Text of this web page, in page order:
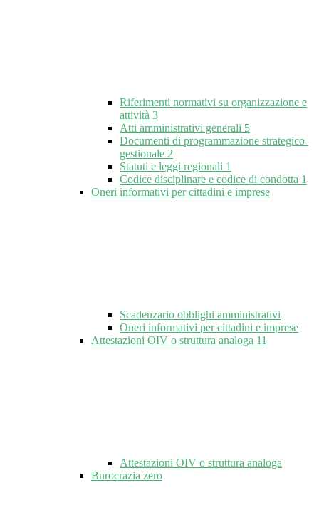
Riferimenti normativi su organizzazione e
attività 3
Atti amministrativi generali 5
Documenti di programmazione strategico-
gestionale 2
Statuti e leggi regionali 1
Codice disciplinare e codice di condotta 1
Oneri informativi per cittadini e imprese
Scadenzario obblighi amministrativi
Oneri informativi per cittadini e imprese
Attestazioni OIV o struttura analoga 11
Attestazioni OIV o struttura analoga
Burocrazia zero